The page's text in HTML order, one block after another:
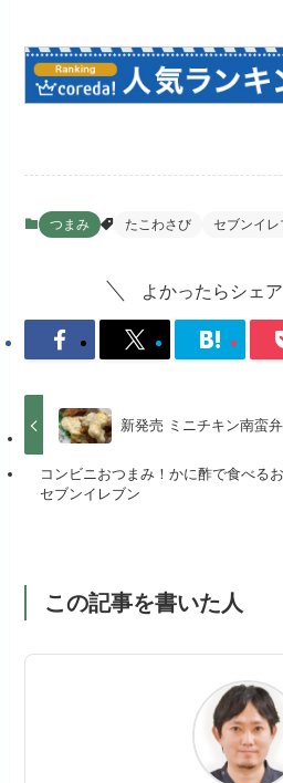
つまみ たこわさび セブンイレ
よかったらシェ
新発売 ミニチキン南蛮
コンビニおつまみ！かに酢で食べる
セブンイレブン
この記事を書いた人